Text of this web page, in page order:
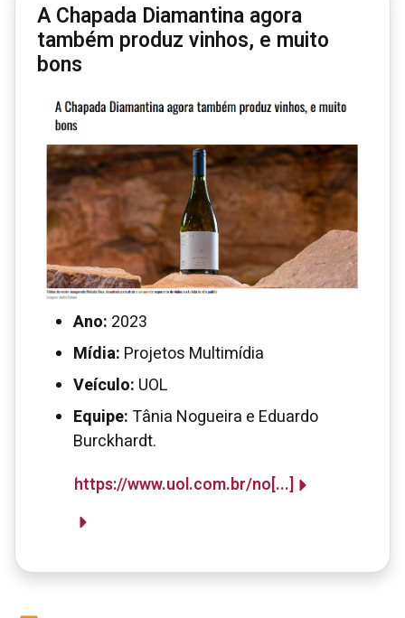
A Chapada Diamantina agora
também produz vinhos, e muito
bons
Ano: 2023
Mídia: Projetos Multimídia
Veículo: UOL
Equipe: Tânia Nogueira e Eduardo
Burckhardt.
https://www.uol.com.br/no[...]